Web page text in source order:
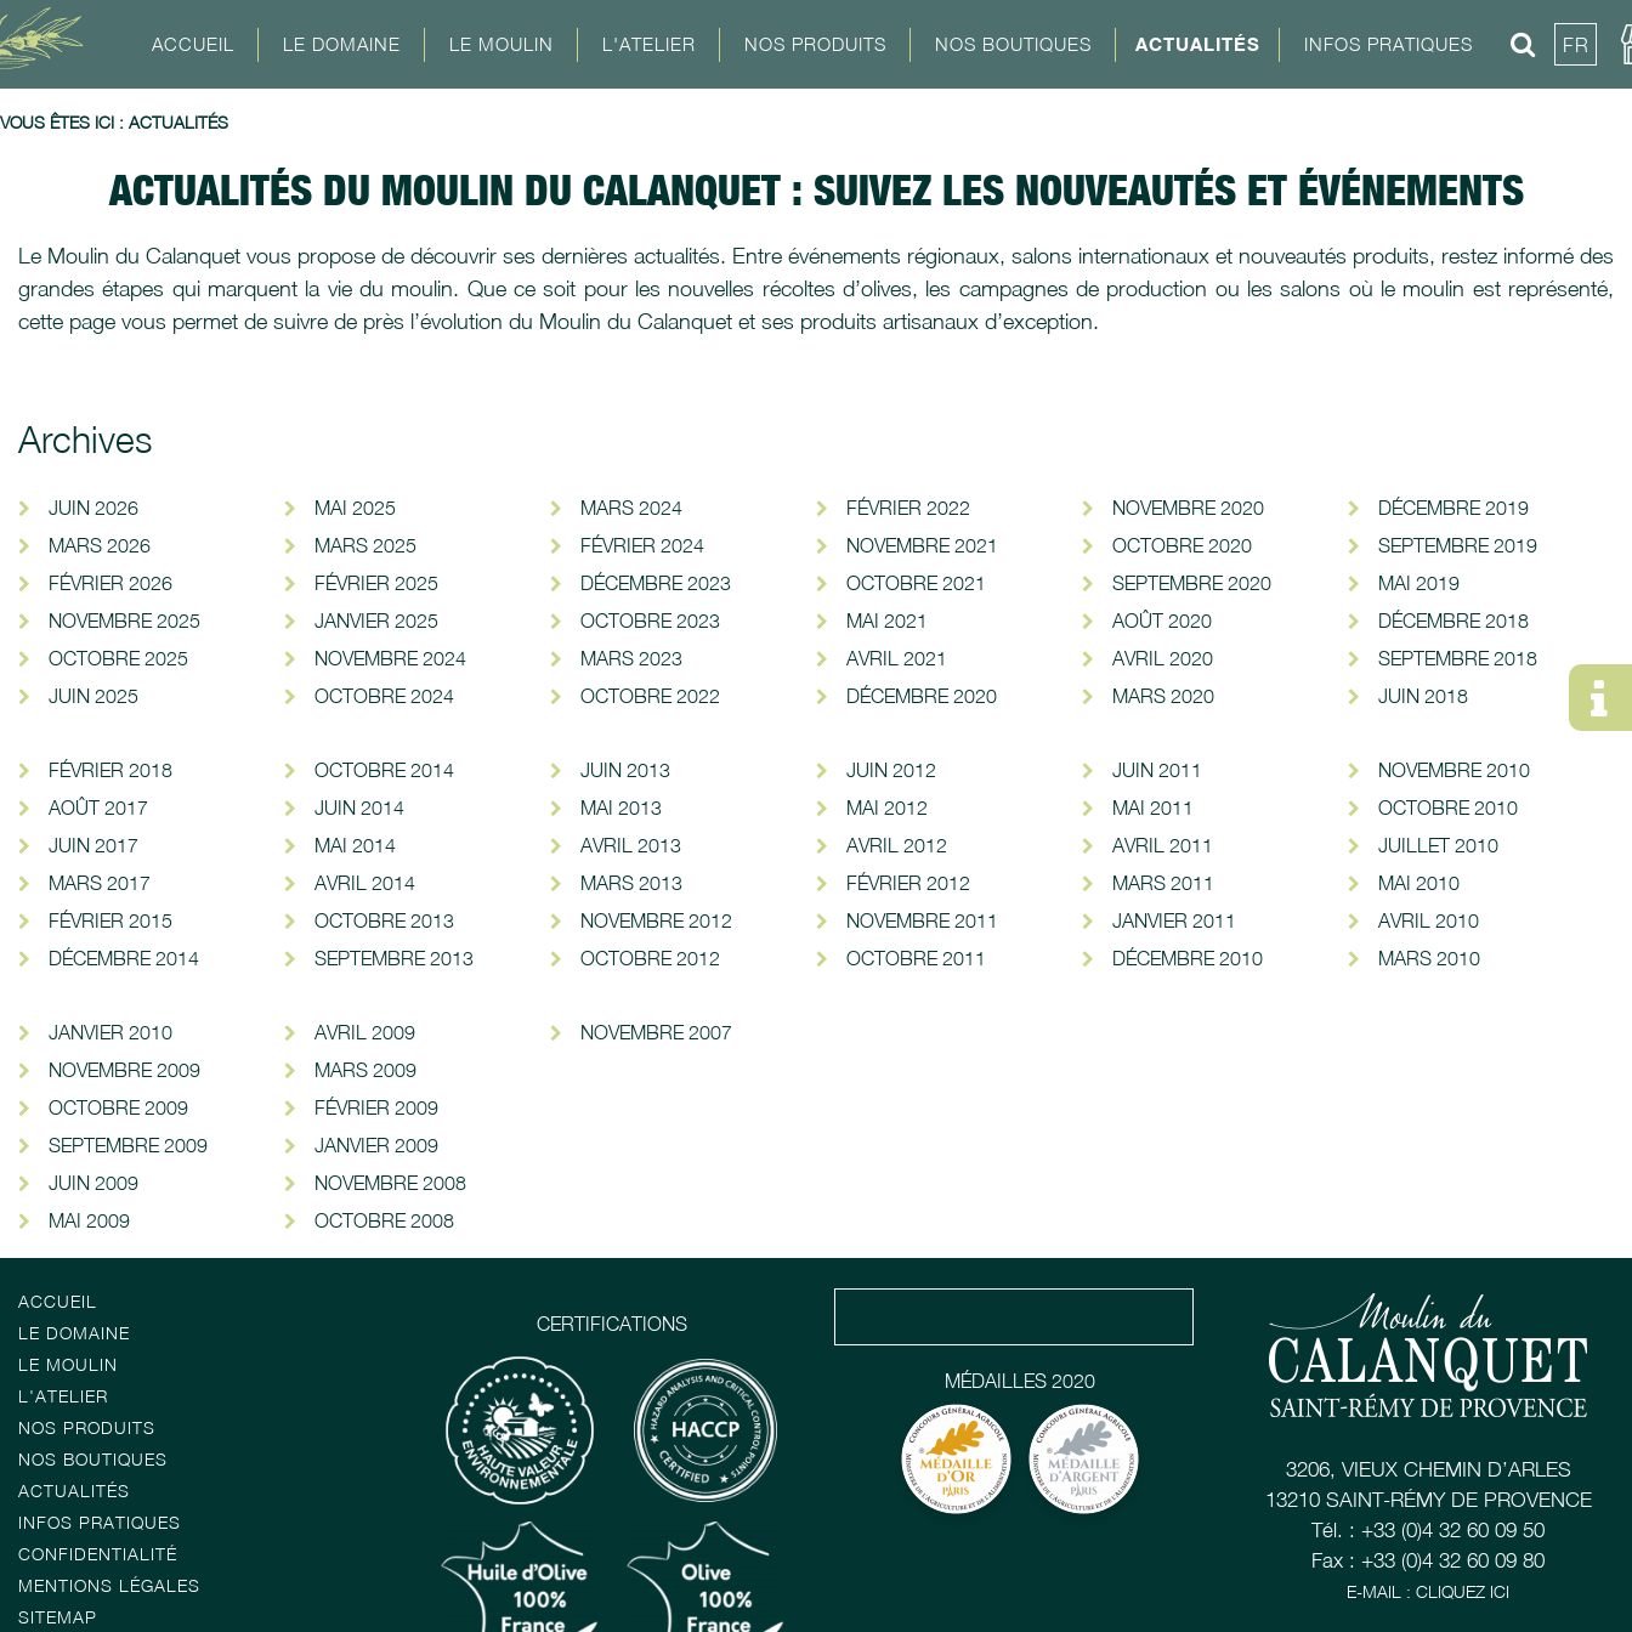
ACCUEIL LE DOMAINE LE MOULIN L'ATELIER NOS PRODUITS NOS BOUTIQUES ACTUALITÉS INFOS PRATIQUES FR
VOUS ÊTES ICI : ACTUALITÉS
ACTUALITÉS DU MOULIN DU CALANQUET : SUIVEZ LES NOUVEAUTÉS ET ÉVÉNEMENTS
Le Moulin du Calanquet vous propose de découvrir ses dernières actualités. Entre événements régionaux, salons internationaux et nouveautés produits, restez informé des
grandes étapes qui marquent la vie du moulin. Que ce soit pour les nouvelles récoltes d’olives, les campagnes de production ou les salons où le moulin est représenté,
cette page vous permet de suivre de près l’évolution du Moulin du Calanquet et ses produits artisanaux d’exception.
Archives
JUIN 2026
MARS 2026
FÉVRIER 2026
NOVEMBRE 2025
OCTOBRE 2025
JUIN 2025
MAI 2025
MARS 2025
FÉVRIER 2025
JANVIER 2025
NOVEMBRE 2024
OCTOBRE 2024
MARS 2024
FÉVRIER 2024
DÉCEMBRE 2023
OCTOBRE 2023
MARS 2023
OCTOBRE 2022
FÉVRIER 2022
NOVEMBRE 2021
OCTOBRE 2021
MAI 2021
AVRIL 2021
DÉCEMBRE 2020
NOVEMBRE 2020
OCTOBRE 2020
SEPTEMBRE 2020
AOÛT 2020
AVRIL 2020
MARS 2020
DÉCEMBRE 2019
SEPTEMBRE 2019
MAI 2019
DÉCEMBRE 2018
SEPTEMBRE 2018
JUIN 2018
FÉVRIER 2018
AOÛT 2017
JUIN 2017
MARS 2017
FÉVRIER 2015
DÉCEMBRE 2014
OCTOBRE 2014
JUIN 2014
MAI 2014
AVRIL 2014
OCTOBRE 2013
SEPTEMBRE 2013
JUIN 2013
MAI 2013
AVRIL 2013
MARS 2013
NOVEMBRE 2012
OCTOBRE 2012
JUIN 2012
MAI 2012
AVRIL 2012
FÉVRIER 2012
NOVEMBRE 2011
OCTOBRE 2011
JUIN 2011
MAI 2011
AVRIL 2011
MARS 2011
JANVIER 2011
DÉCEMBRE 2010
NOVEMBRE 2010
OCTOBRE 2010
JUILLET 2010
MAI 2010
AVRIL 2010
MARS 2010
JANVIER 2010
NOVEMBRE 2009
OCTOBRE 2009
SEPTEMBRE 2009
JUIN 2009
MAI 2009
AVRIL 2009
MARS 2009
FÉVRIER 2009
JANVIER 2009
NOVEMBRE 2008
OCTOBRE 2008
NOVEMBRE 2007
ACCUEIL
LE DOMAINE
LE MOULIN
L'ATELIER
NOS PRODUITS
NOS BOUTIQUES
ACTUALITÉS
INFOS PRATIQUES
CONFIDENTIALITÉ
MENTIONS LÉGALES
SITEMAP
CERTIFICATIONS
MÉDAILLES 2020
3206, VIEUX CHEMIN D’ARLES
13210 SAINT-RÉMY DE PROVENCE
Tél. : +33 (0)4 32 60 09 50
Fax : +33 (0)4 32 60 09 80
E-MAIL : CLIQUEZ ICI